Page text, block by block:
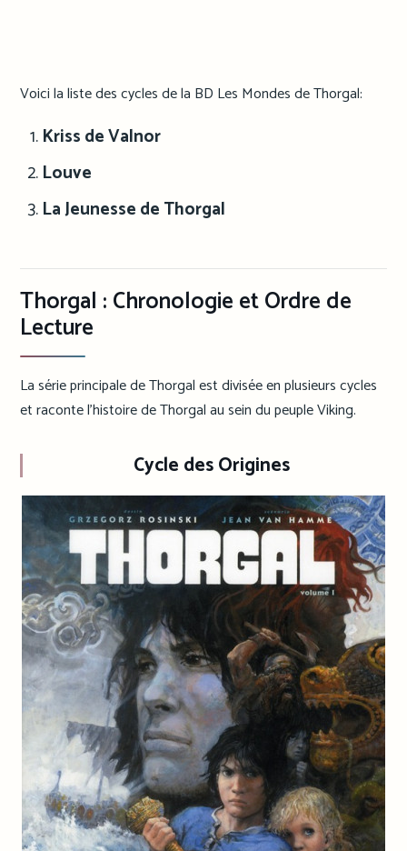
Voici la liste des cycles de la BD Les Mondes de Thorgal:
Kriss de Valnor
Louve
La Jeunesse de Thorgal
Thorgal : Chronologie et Ordre de
Lecture
La série principale de Thorgal est divisée en plusieurs cycles
et raconte l’histoire de Thorgal au sein du peuple Viking.
Cycle des Origines